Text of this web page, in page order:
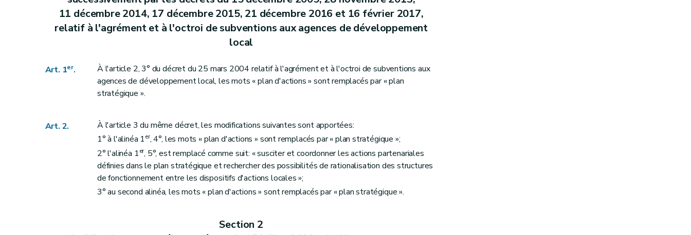
Art. 12
Art. 13
Art. 15
Art. 16
Art. 17
Section 5 Modification du décret du 11 mars 2004 relatif aux incitants régionaux en faveur des petites ou moyennes entreprises
Art. 19
Art. 20
Section 6 Modifications apportées au décret du 25 mars 2004, tel que modifié successivement par les décrets du 15 décembre 2005, 28 novembre 2013, 11 décembre 2014, 17 décembre 2015, 21 décembre 2016 et 16 février 2017, relatif à l'agrément et à l'octroi de subventions aux agences de développement local
Art. 21
Art. 22
11 décembre 2014, 17 décembre 2015, 21 décembre 2016 et 16 février 2017,
relatif à l'agrément et à l'octroi de subventions aux agences de développement
local
Art. 1er.
À l'article 2, 3° du décret du 25 mars 2004 relatif à l'agrément et à l'octroi de subventions aux
agences de développement local, les mots « plan d'actions » sont remplacés par « plan
stratégique ».
Art. 2.
À l'article 3 du même décret, les modifications suivantes sont apportées:
1° à l'alinéa 1er, 4°, les mots « plan d'actions » sont remplacés par « plan stratégique »;
2° l'alinéa 1er, 5°, est remplacé comme suit: « susciter et coordonner les actions partenariales
définies dans le plan stratégique et rechercher des possibilités de rationalisation des structures
de fonctionnement entre les dispositifs d'actions locales »;
3° au second alinéa, les mots « plan d'actions » sont remplacés par « plan stratégique ».
Section 2